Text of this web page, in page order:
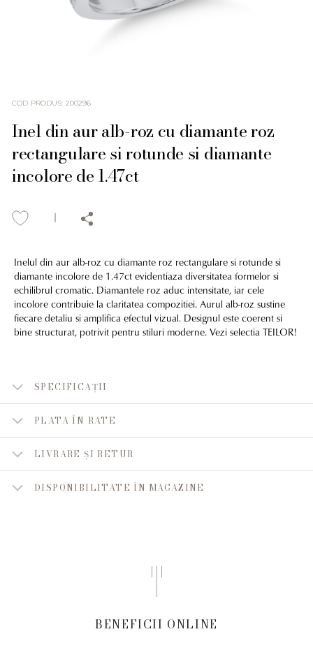
COD PRODUS: 200296
Inel din aur alb-roz cu diamante roz
rectangulare si rotunde si diamante
incolore de 1.47ct
Inelul din aur alb-roz cu diamante roz rectangulare si rotunde si
diamante incolore de 1.47ct evidentiaza diversitatea formelor si
echilibrul cromatic. Diamantele roz aduc intensitate, iar cele
incolore contribuie la claritatea compozitiei. Aurul alb-roz sustine
fiecare detaliu si amplifica efectul vizual. Designul este coerent si
bine structurat, potrivit pentru stiluri moderne. Vezi selectia TEILOR!
SPECIFICAȚII
PLATA ÎN RATE
LIVRARE ȘI RETUR
DISPONIBILITATE ÎN MAGAZINE
BENEFICII ONLINE